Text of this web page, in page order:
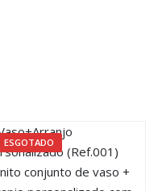
ESGOTADO